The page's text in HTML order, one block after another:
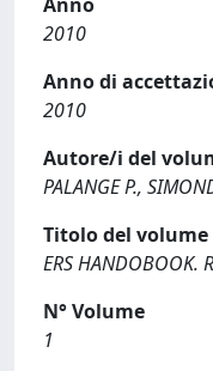
2010
Anno di
2010
Autore/i del
PALANGE P.,
Titolo del volume
ERS HANDOBOOK.
N° Volume
1